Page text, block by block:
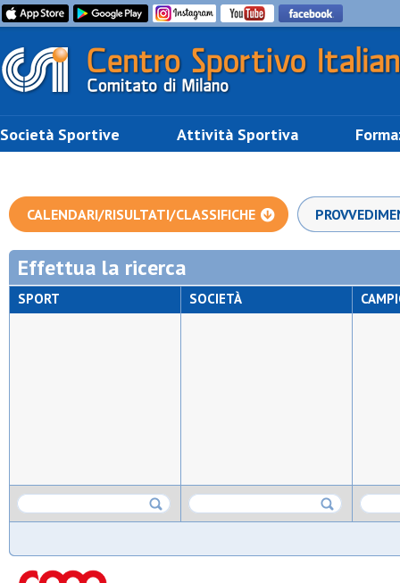
Società Sportive Attività Sportiva
CALENDARI/RISULTATI/CLASSIFICHE
Effettua la ricerca
SPORT SOCIETÀ